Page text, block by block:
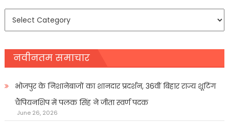
नवीनतम समाचार
भोजपुर के निशानेबाजों का शानदार प्रदर्शन, 36वीं बिहार राज्य शूटिंग
चैंपियनशिप में पलक सिंह ने जीता स्वर्ण पदक
June 26, 2026